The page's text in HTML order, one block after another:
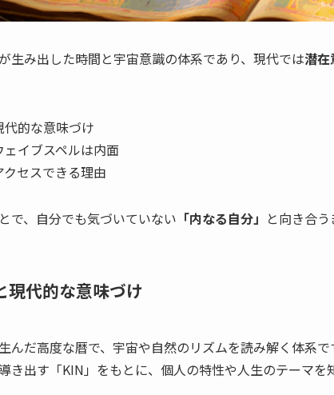
生み出した時間と宇宙意識の体系であり、現代では潜
的な意味づけ
イブスペルは内面
セスできる理由
で、自分でも気づいていない 「内なる自分」 と向き合う
現代的な意味づけ
んだ高度な暦で、宇宙や自然のリズムを読み解く体系で
き出す「KIN」をもとに、個人の特性や人生のテーマを